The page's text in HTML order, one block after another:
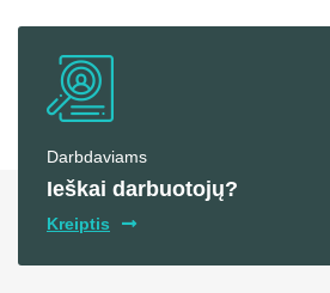
Darbdaviams
Ieškai darbuotojų?
Kreiptis